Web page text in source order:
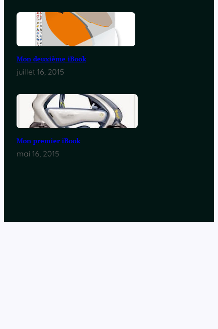
Mon deuxième iBook
juillet 16, 2015
Mon premier iBook
mai 16, 2015